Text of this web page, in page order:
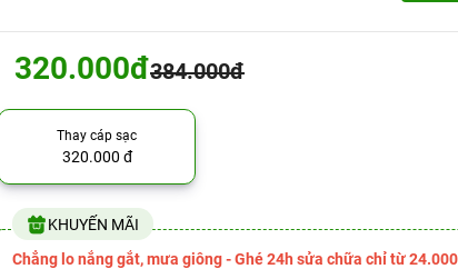
320.000đ384.000đ
Thay cáp sạc
320.000 đ
KHUYẾN MÃI
Chẳng lo nắng gắt, mưa giông - Ghé 24h sửa chữa chỉ từ